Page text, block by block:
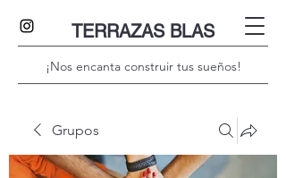
TERRAZAS BLAS
¡Nos encanta construir tus sueños!
Grupos